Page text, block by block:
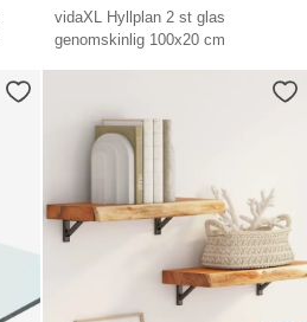
vidaXL Hyllplan 2 st glas
genomskinlig 100x20 cm